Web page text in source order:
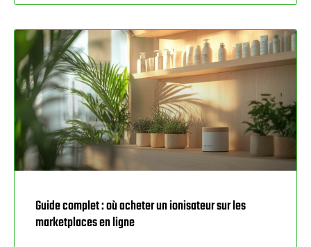
Guide complet : où acheter un ionisateur sur les
marketplaces en ligne